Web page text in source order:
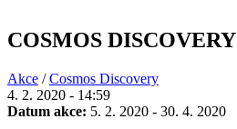
COSMOS DISCOVERY
Akce /Cosmos Discovery
4. 2. 2020 - 14:59
Datum akce: 5. 2. 2020 - 30. 4. 2020